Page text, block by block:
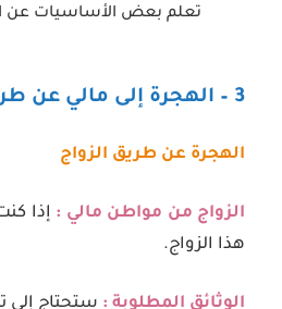
تعلم بعض الأساسيات عن
3 – الهجرة إلى مالي عن طريق الزواج
الهجرة عن طريق الزواج
الزواج من مواطن مالي : إذا
هذا الزواج.
الوثائق المطلوبة : ستحتاج إلى